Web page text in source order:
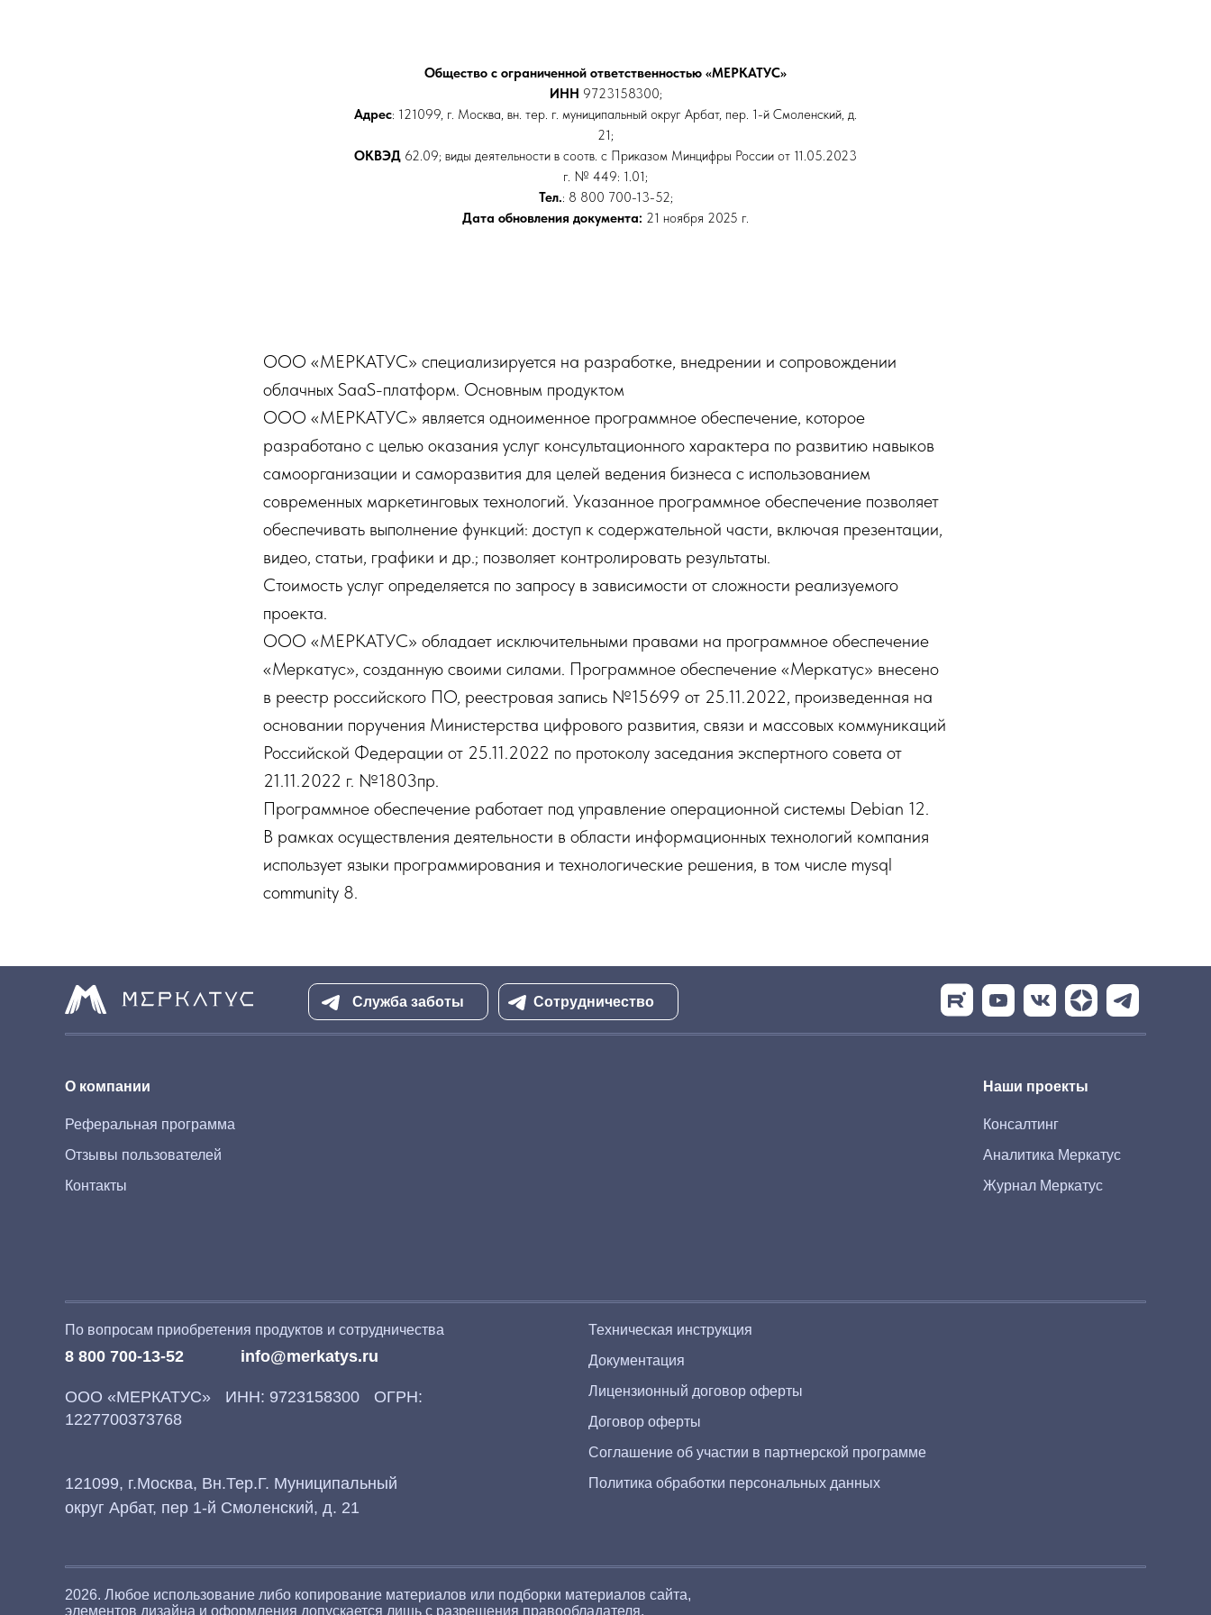
Общество с ограниченной ответственностью «МЕРКАТУС»
ИНН 9723158300;
Адрес: 121099, г. Москва, вн. тер. г. муниципальный округ Арбат, пер. 1-й Смоленский, д.
21;
ОКВЭД 62.09; виды деятельности в соотв. с Приказом Минцифры России от 11.05.2023
г. № 449: 1.01;
Тел.: 8 800 700-13-52;
Дата обновления документа: 21 ноября 2025 г.
ООО «МЕРКАТУС» специализируется на разработке, внедрении и сопровождении
облачных SaaS-платформ. Основным продуктом
ООО «МЕРКАТУС» является одноименное программное обеспечение, которое
разработано с целью оказания услуг консультационного характера по развитию навыков
самоорганизации и саморазвития для целей ведения бизнеса с использованием
современных маркетинговых технологий. Указанное программное обеспечение позволяет
обеспечивать выполнение функций: доступ к содержательной части, включая презентации,
видео, статьи, графики и др.; позволяет контролировать результаты.
Стоимость услуг определяется по запросу в зависимости от сложности реализуемого
проекта.
ООО «МЕРКАТУС» обладает исключительными правами на программное обеспечение
«Меркатус», созданную своими силами. Программное обеспечение «Меркатус» внесено
в реестр российского ПО, реестровая запись №15699 от 25.11.2022, произведенная на
основании поручения Министерства цифрового развития, связи и массовых коммуникаций
Российской Федерации от 25.11.2022 по протоколу заседания экспертного совета от
21.11.2022 г. №1803пр.
Программное обеспечение работает под управление операционной системы Debian 12.
В рамках осуществления деятельности в области информационных технологий компания
использует языки программирования и технологические решения, в том числе mysql
community 8.
Служба заботы Сотрудничество
Реферальная программа
Отзывы пользователей
Контакты
О компании
Консалтинг
Аналитика Меркатус
Журнал Меркатус
Наши проекты
По вопросам приобретения продуктов и сотрудничества
8 800 700-13-52 info@merkatys.ru
ООО «‎МЕРКАТУС» ИНН: 9723158300 ОГРН:
1227700373768
121099, г.Москва, Вн.Тер.Г. Муниципальный
округ Арбат, пер 1-й Смоленский, д. 21
Техническая инструкция
Документация
Лицензионный договор оферты
Договор оферты
Соглашение об участии в партнерской программе
2026. Любое использование либо копирование материалов или подборки материалов сайта,
элементов дизайна и оформления допускается лишь с разрешения правообладателя.
Политика обработки персональных данных